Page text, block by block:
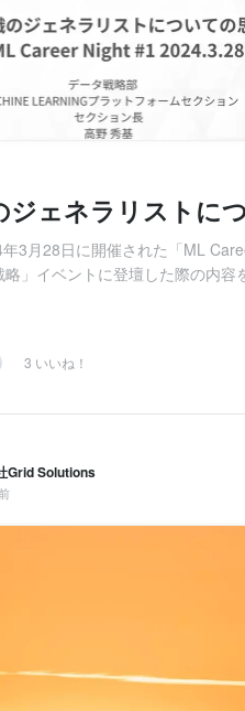
ジェネラリストに
3月28日に開催された「ML
略」イベントに登壇した際の内
3 いいね！
Grid Solutions